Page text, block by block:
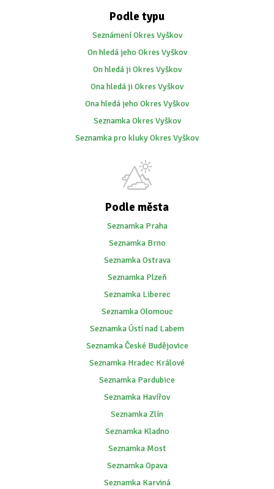
Podle typu
Seznámení Okres Vyškov
On hledá jeho Okres Vyškov
On hledá ji Okres Vyškov
Ona hledá ji Okres Vyškov
Ona hledá jeho Okres Vyškov
Seznamka Okres Vyškov
Seznamka pro kluky Okres Vyškov
Podle města
Seznamka Praha
Seznamka Brno
Seznamka Ostrava
Seznamka Plzeň
Seznamka Liberec
Seznamka Olomouc
Seznamka Ústí nad Labem
Seznamka České Budějovice
Seznamka Hradec Králové
Seznamka Pardubice
Seznamka Havířov
Seznamka Zlín
Seznamka Kladno
Seznamka Most
Seznamka Opava
Seznamka Karviná